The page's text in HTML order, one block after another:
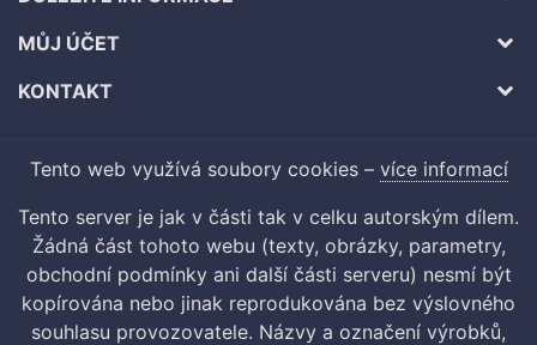
MŮJ ÚČET
KONTAKT
Tento web využívá soubory cookies – více informací
Tento server je jak v části tak v celku autorským dílem.
Žádná část tohoto webu (texty, obrázky, parametry,
obchodní podmínky ani další části serveru) nesmí být
kopírována nebo jinak reprodukována bez výslovného
souhlasu provozovatele. Názvy a označení výrobků,